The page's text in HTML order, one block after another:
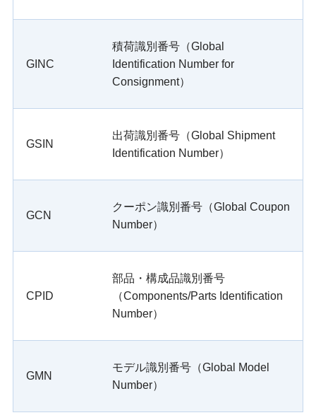
GINC
積荷識別番号（Global
Identification Number for
Consignment）
GSIN
出荷識別番号（Global Shipment
Identification Number）
GCN
クーポン識別番号（Global Coupon
Number）
CPID
部品・構成品識別番号
（Components/Parts Identification
Number）
GMN
モデル識別番号（Global Model
Number）